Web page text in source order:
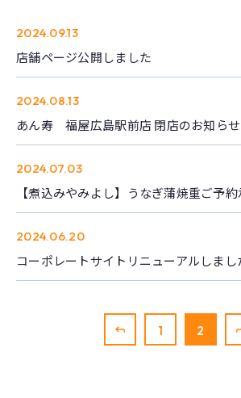
2024.09.13
店舗ページ公開しました
2024.08.13
あん寿 福屋広島駅前店 閉店のお知らせ
2024.07.03
【煮込みやみよし】うなぎ蒲焼重ご予
2024.06.20
コーポレートサイトリニューアルしまし
« 1 2